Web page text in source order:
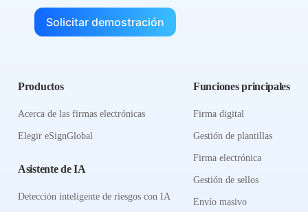
Solicitar demostración
Productos
Acerca de las firmas electrónicas
Elegir eSignGlobal
Asistente de IA
Detección inteligente de riesgos con IA
Funciones principales
Firma digital
Gestión de plantillas
Firma electrónica
Gestión de sellos
Envío masivo